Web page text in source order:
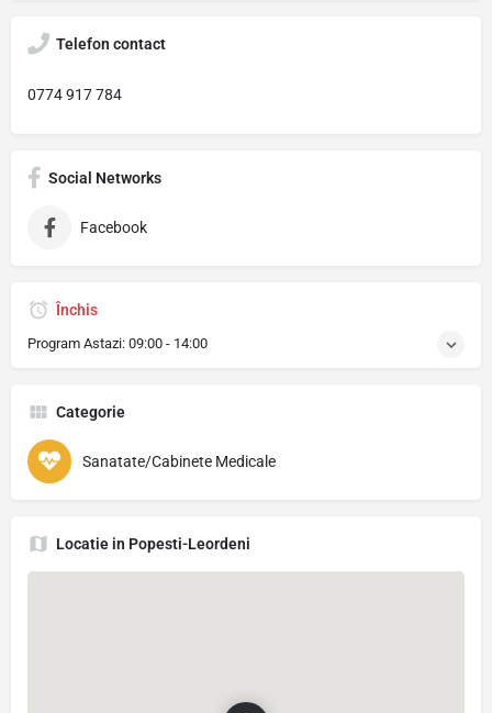
Telefon contact
0774 917 784
Social Networks
Facebook
Închis
Program Astazi: 09:00 - 14:00
Categorie
Sanatate/Cabinete Medicale
Locatie in Popesti-Leordeni